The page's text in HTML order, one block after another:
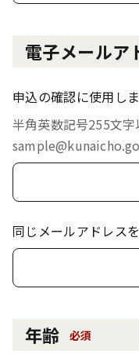
電子メールア
申込の確認に使用し
半角英数記号255文字
同じメールアドレス
年齢 必須